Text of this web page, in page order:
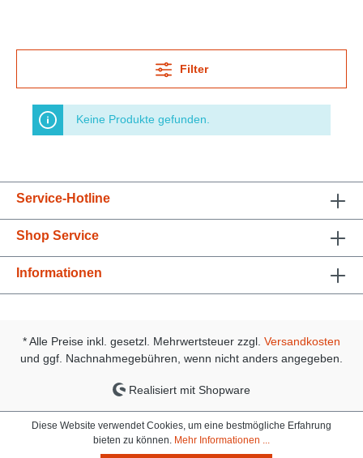
Filter
Keine Produkte gefunden.
Service-Hotline
Shop Service
Informationen
* Alle Preise inkl. gesetzl. Mehrwertsteuer zzgl. Versandkosten
und ggf. Nachnahmegebühren, wenn nicht anders angegeben.
Realisiert mit Shopware
Diese Website verwendet Cookies, um eine bestmögliche Erfahrung
bieten zu können. Mehr Informationen ...